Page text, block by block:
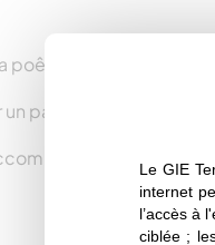
Le GIE
internet
l’accès à
ciblée ;
poêle dans une huile
un papier absorbant
de la crème